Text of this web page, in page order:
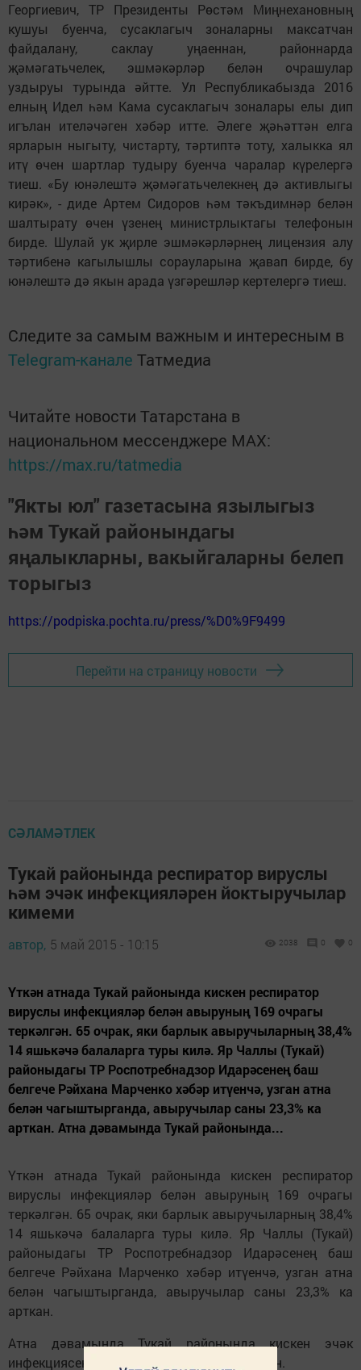
Георгиевич, ТР Президенты Рөстәм Миңнехановның
кушуы буенча, сусаклагыч зоналарны максатчан
файдалану, саклау уңаеннан, районнарда
җәмәгатьчелек, эшмәкәрләр белән очрашулар
уздыруы турында әйтте. Ул Республикабызда 2016
елның Идел һәм Кама сусаклагыч зоналары елы дип
игълан ителәчәген хәбәр итте. Әлеге җәһәттән елга
ярларын ныгыту, чистарту, тәртиптә тоту, халыкка ял
итү өчен шартлар тудыру буенча чаралар күрелергә
тиеш. «Бу юнәлештә җәмәгатьчелекнең дә активлыгы
кирәк», - диде Артем Сидоров һәм тәкъдимнәр белән
шалтырату өчен үзенең министрлыктагы телефонын
бирде. Шулай ук җирле эшмәкәрләрнең лицензия алу
тәртибенә кагылышлы сорауларына җавап бирде, бу
юнәлештә дә якын арада үзгәрешләр кертелергә тиеш.
Следите за самым важным и интересным в
Telegram-канале Татмедиа
Читайте новости Татарстана в
национальном мессенджере MАХ:
https://max.ru/tatmedia
"Якты юл" газетасына язылыгыз
һәм Тукай районындагы
яңалыкларны, вакыйгаларны белеп
торыгыз
https://podpiska.pochta.ru/press/%D0%9F9499
Перейти на страницу новости
СӘЛАМӘТЛЕК
Тукай районында респиратор вируслы
һәм эчәк инфекцияләрен йоктыручылар
кимеми
автор, 5 май 2015 - 10:15 2038 0 0
Үткән атнада Тукай районында кискен респиратор
вируслы инфекцияләр белән авыруның 169 очрагы
теркәлгән. 65 очрак, яки барлык авыручыларның 38,4%
14 яшькәчә балаларга туры килә. Яр Чаллы (Тукай)
районыдагы ТР Роспотребнадзор Идарәсенең баш
белгече Рәйхана Марченко хәбәр итүенчә, узган атна
белән чагыштырганда, авыручылар саны 23,3% ка
арткан. Атна дәвамында Тукай районында...
Үткән атнада Тукай районында кискен респиратор
вируслы инфекцияләр белән авыруның 169 очрагы
теркәлгән. 65 очрак, яки барлык авыручыларның 38,4%
14 яшькәчә балаларга туры килә. Яр Чаллы (Тукай)
районыдагы ТР Роспотребнадзор Идарәсенең баш
белгече Рәйхана Марченко хәбәр итүенчә, узган атна
белән чагыштырганда, авыручылар саны 23,3% ка
арткан.
Атна дәвамында Тукай районында кискен эчәк
инфекциясен 4 бала 7 өлкән кеше йоктырган.